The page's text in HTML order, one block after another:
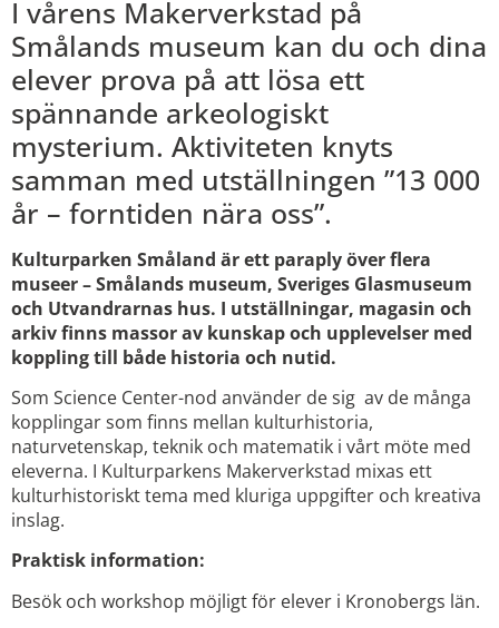
I vårens Makerverkstad på
Smålands museum kan du och dina
elever prova på att lösa ett
spännande arkeologiskt
mysterium. Aktiviteten knyts
samman med utställningen ”13 000
år – forntiden nära oss”.
Kulturparken Småland är ett paraply över flera
museer – Smålands museum, Sveriges Glasmuseum
och Utvandrarnas hus. I utställningar, magasin och
arkiv finns massor av kunskap och upplevelser med
koppling till både historia och nutid.
Som Science Center-nod använder de sig av de många
kopplingar som finns mellan kulturhistoria,
naturvetenskap, teknik och matematik i vårt möte med
eleverna. I Kulturparkens Makerverkstad mixas ett
kulturhistoriskt tema med kluriga uppgifter och kreativa
inslag.
Praktisk information:
Besök och workshop möjligt för elever i Kronobergs län.